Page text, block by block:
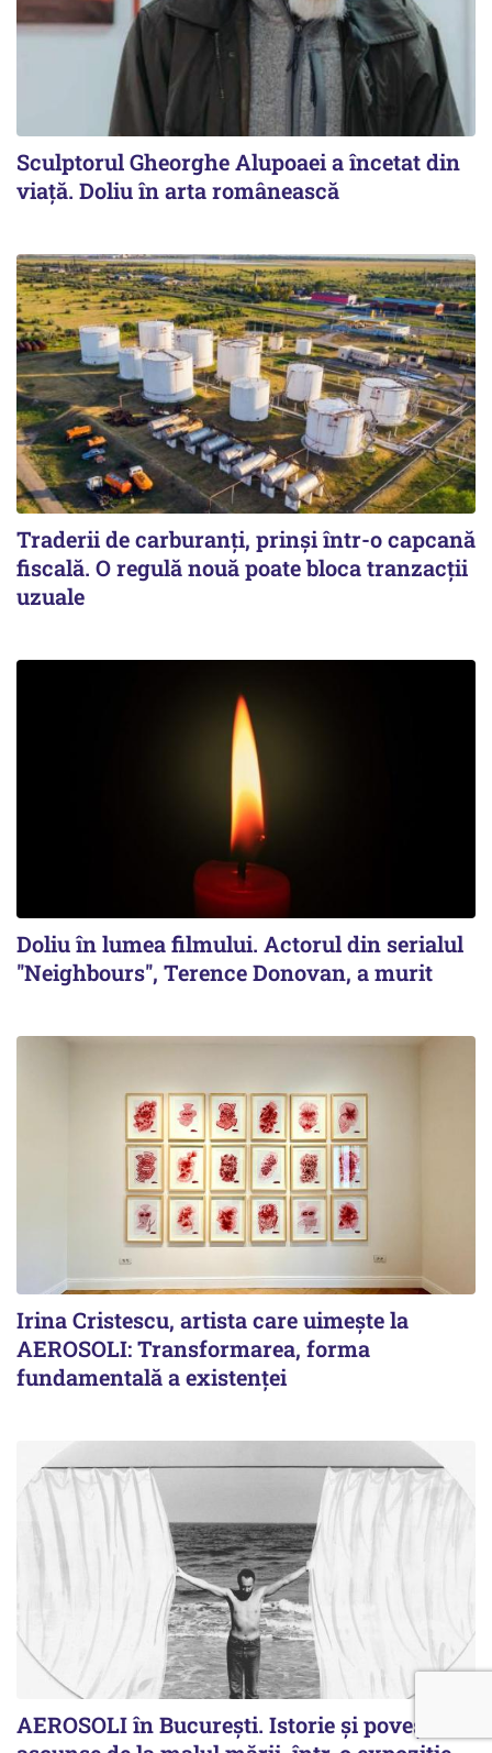
Sculptorul Gheorghe Alupoaei a încetat din
viață. Doliu în arta românească
Traderii de carburanți, prinși într-o capcană
fiscală. O regulă nouă poate bloca tranzacții
uzuale
Doliu în lumea filmului. Actorul din serialul
''Neighbours'', Terence Donovan, a murit
Irina Cristescu, artista care uimește la
AEROSOLI: Transformarea, forma
fundamentală a existenței
AEROSOLI în București. Istorie și povești